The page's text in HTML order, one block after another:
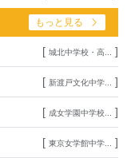
もっと見る
[ 城北中学校・高... ]
[ 新渡戸文化中学... ]
[ 成女学園中学校... ]
[ 東京女学館中学... ]